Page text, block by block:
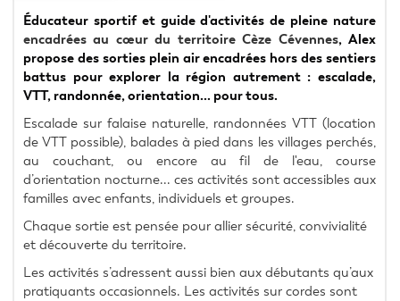
encadrées au cœur du territoire Cèze Cévennes, Alex
propose des sorties plein air encadrées hors des sentiers
battus pour explorer la région autrement : escalade,
VTT, randonnée, orientation... pour tous.
Escalade sur falaise naturelle, randonnées VTT (location
de VTT possible), balades à pied dans les villages perchés,
au couchant, ou encore au fil de l'eau, course
d’orientation nocturne... ces activités sont accessibles aux
familles avec enfants, individuels et groupes.
Chaque sortie est pensée pour allier sécurité, convivialité
et découverte du territoire.
Les activités s’adressent aussi bien aux débutants qu’aux
pratiquants occasionnels. Les activités sur cordes sont